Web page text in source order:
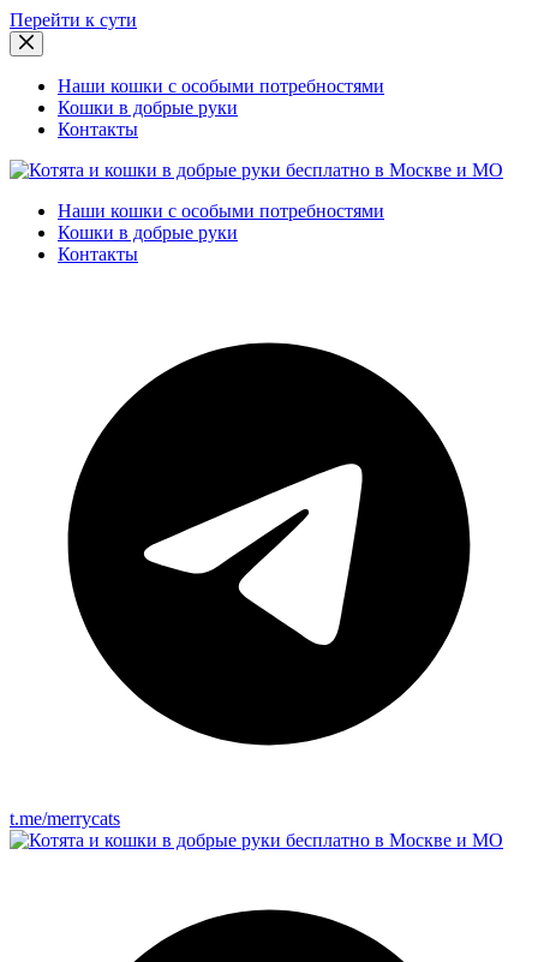
Перейти к сути
Наши кошки с особыми потребностями
Кошки в добрые руки
Контакты
Наши кошки с особыми потребностями
Кошки в добрые руки
Контакты
t.me/merrycats